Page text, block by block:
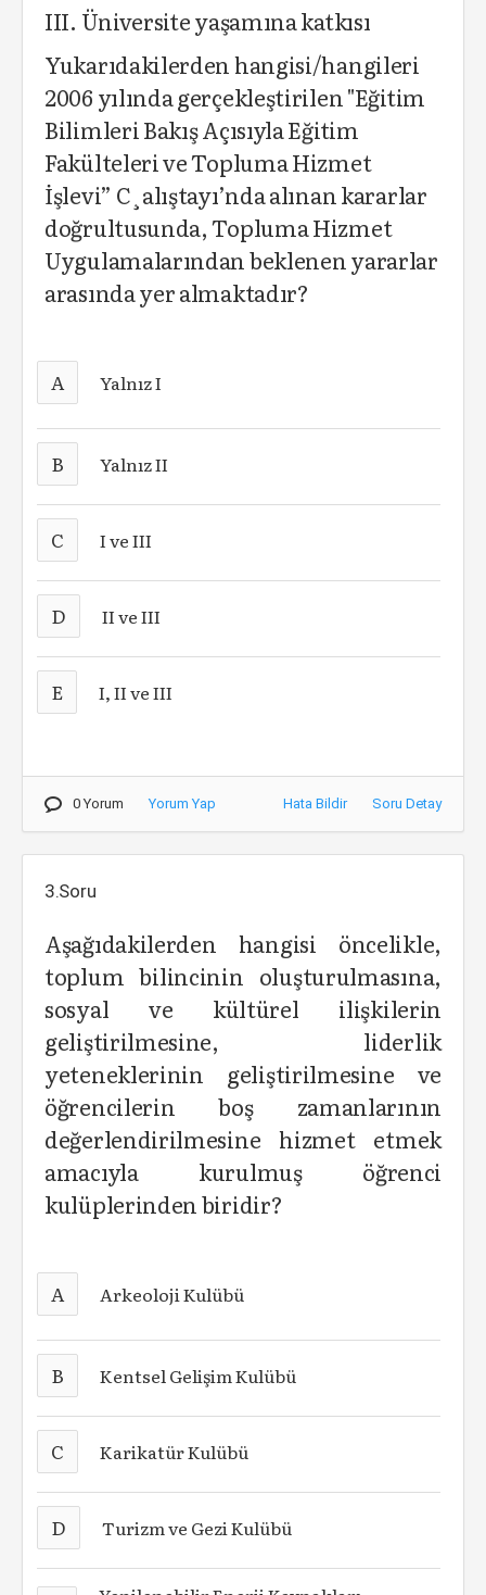
III. Üniversite yaşamına katkısı
Yukarıdakilerden hangisi/hangileri
2006 yılında gerçekleştirilen "Eğitim
Bilimleri Bakış Açısıyla Eğitim
Fakülteleri ve Topluma Hizmet
İşlevi” C¸alıştayı’nda alınan kararlar
doğrultusunda, Topluma Hizmet
Uygulamalarından beklenen yararlar
arasında yer almaktadır?
A Yalnız I
B Yalnız II
C I ve III
D II ve III
E I, II ve III
0 Yorum Yorum Yap Hata Bildir Soru Detay
3.Soru
Aşağıdakilerden hangisi öncelikle,
toplum bilincinin oluşturulmasına,
sosyal ve kültürel ilişkilerin
geliştirilmesine, liderlik
yeteneklerinin geliştirilmesine ve
öğrencilerin boş zamanlarının
değerlendirilmesine hizmet etmek
amacıyla kurulmuş öğrenci
kulüplerinden biridir?
A Arkeoloji Kulübü
B Kentsel Gelişim Kulübü
C Karikatür Kulübü
D Turizm ve Gezi Kulübü